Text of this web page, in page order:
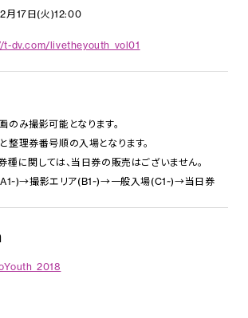
月17日(火)12:00
t-dv.com/livetheyouth_vol01
み撮影可能となります。
理券番号順の入場となります。
に関しては、当日券の販売はございません。
撮影エリア(B1~)→一般入場(C1~)→当日券